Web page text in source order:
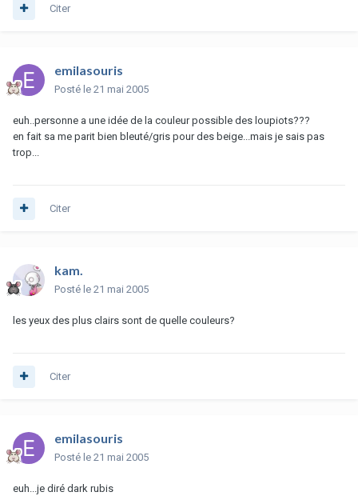
Citer
emilasouris
Posté le 21 mai 2005
euh..personne a une idée de la couleur possible des loupiots???
en fait sa me parit bien bleuté/gris pour des beige...mais je sais pas
trop...
Citer
kam.
Posté le 21 mai 2005
les yeux des plus clairs sont de quelle couleurs?
Citer
emilasouris
Posté le 21 mai 2005
euh...je diré dark rubis